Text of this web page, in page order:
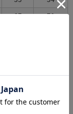
67
70
です。
直線で計測した長